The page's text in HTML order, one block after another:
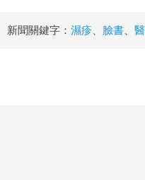
新聞關鍵字： 濕疹 臉書